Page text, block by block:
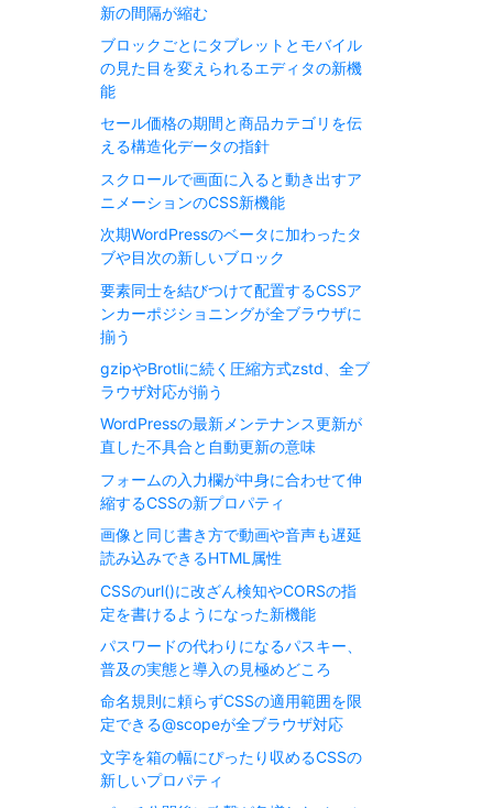
新の間隔が縮む
ブロックごとにタブレットとモバイル
の見た目を変えられるエディタの新機
能
セール価格の期間と商品カテゴリを伝
える構造化データの指針
スクロールで画面に入ると動き出すア
ニメーションのCSS新機能
次期WordPressのベータに加わったタ
ブや目次の新しいブロック
要素同士を結びつけて配置するCSSア
ンカーポジショニングが全ブラウザに
揃う
gzipやBrotliに続く圧縮方式zstd、全ブ
ラウザ対応が揃う
WordPressの最新メンテナンス更新が
直した不具合と自動更新の意味
フォームの入力欄が中身に合わせて伸
縮するCSSの新プロパティ
画像と同じ書き方で動画や音声も遅延
読み込みできるHTML属性
CSSのurl()に改ざん検知やCORSの指
定を書けるようになった新機能
パスワードの代わりになるパスキー、
普及の実態と導入の見極めどころ
命名規則に頼らずCSSの適用範囲を限
定できる@scopeが全ブラウザ対応
文字を箱の幅にぴったり収めるCSSの
新しいプロパティ